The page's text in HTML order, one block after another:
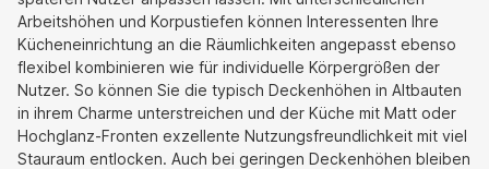
Arbeitshöhen und Korpustiefen können Interessenten Ihre
Kücheneinrichtung an die Räumlichkeiten angepasst ebenso
flexibel kombinieren wie für individuelle Körpergrößen der
Nutzer. So können Sie die typisch Deckenhöhen in Altbauten
in ihrem Charme unterstreichen und der Küche mit Matt oder
Hochglanz-Fronten exzellente Nutzungsfreundlichkeit mit viel
Stauraum entlocken. Auch bei geringen Deckenhöhen bleiben